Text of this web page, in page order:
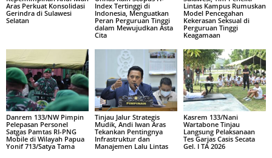
Aras Perkuat Konsolidasi
Gerindra di Sulawesi
Selatan
Index Tertinggi di
Indonesia, Menguatkan
Peran Perguruan Tinggi
dalam Mewujudkan Asta
Cita
Lintas Kampus Rumuskan
Model Pencegahan
Kekerasan Seksual di
Perguruan Tinggi
Keagamaan
Danrem 133/NW Pimpin
Pelepasan Personel
Satgas Pamtas RI-PNG
Mobile di Wilayah Papua
Yonif 713/Satya Tama
Tinjau Jalur Strategis
Mudik, Andi Iwan Aras
Tekankan Pentingnya
Infrastruktur dan
Manajemen Lalu Lintas
Kasrem 133/Nani
Wartabone Tinjau
Langsung Pelaksanaan
Tes Garjas Casis Secata
Gel. I TA 2026